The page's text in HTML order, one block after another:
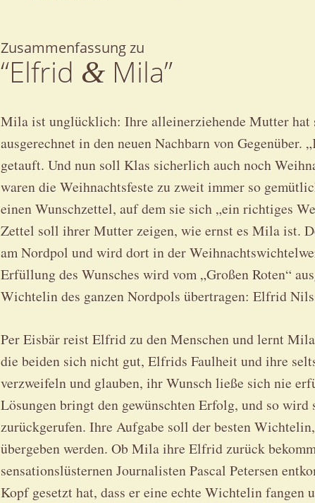
Zusammenfassung zu
“Elfrid &Mila”
Mila ist unglücklich: Ihre alleinerziehende Mutter hat
ausgerechnet in den neuen Nachbarn von Gegenüber.
getauft. Und nun soll Klas sicherlich auch noch
waren die Weihnachtsfeste zu zweit immer so
einen Wunschzettel, auf dem sie sich „ein richtiges
Zettel soll ihrer Mutter zeigen, wie ernst es Mila ist.
am Nordpol und wird dort in der
Erfüllung des Wunsches wird vom „Großen Roten“
Wichtelin des ganzen Nordpols übertragen: Elfrid
Per Eisbär reist Elfrid zu den Menschen und lernt
die beiden sich nicht gut, Elfrids Faulheit und ihre
verzweifeln und glauben, ihr Wunsch ließe sich nie
Lösungen bringt den gewünschten Erfolg, und so
zurückgerufen. Ihre Aufgabe soll der besten
übergeben werden. Ob Mila ihre Elfrid zurück
sensationslüsternen Journalisten Pascal Petersen
Kopf gesetzt hat, dass er eine echte Wichtelin